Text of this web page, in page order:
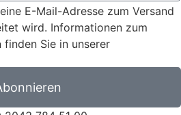
E-Mail-Adresse zum Versand
wird. Informationen zum
Sie in unserer